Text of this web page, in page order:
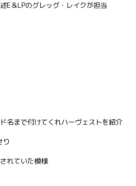
E＆LPのグレッグ・レイクが担当
名まで付けてくれハーヴェストを紹介
り
れていた模様